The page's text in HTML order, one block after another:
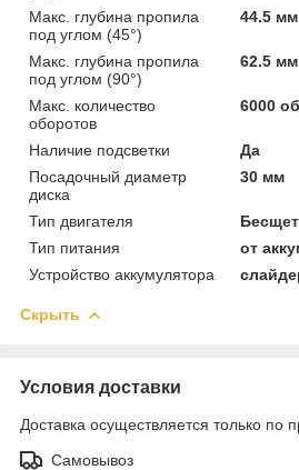
Макс. глубина пропила
под углом (45°)
44.5 мм
Макс. глубина пропила
под углом (90°)
62.5 мм
Макс. количество
оборотов
6000
Наличие подсветки
Да
Посадочный диаметр
диска
30 мм
Тип двигателя
Тип питания
от
Устройство аккумулятора
Скрыть
Условия доставки
Доставка осуществляется только по
Самовывоз